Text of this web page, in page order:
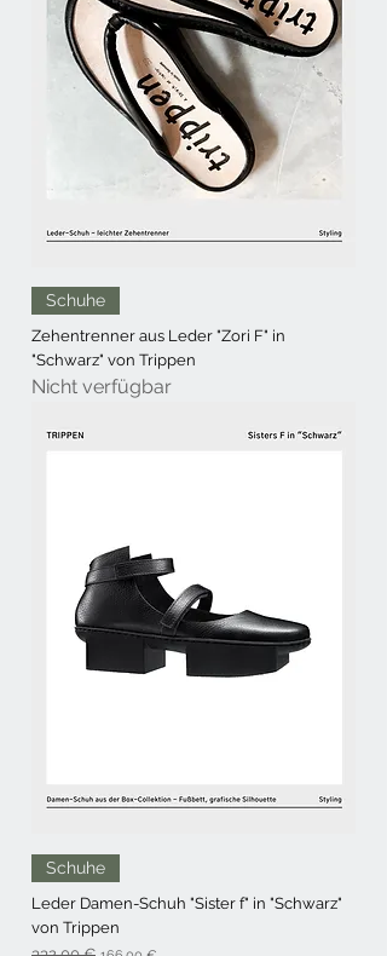
Schuhe
Zehentrenner aus Leder "Zori F" in
"Schwarz" von Trippen
Nicht verfügbar
Schuhe
Leder Damen-Schuh "Sister f" in "Schwarz"
von Trippen
StandardpreisSale-Preis